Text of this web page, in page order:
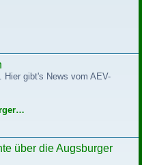
Hier gibt's News vom AEV-
über die Augsburger